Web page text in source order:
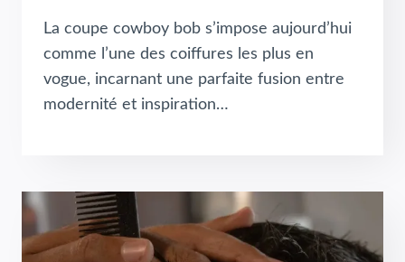
La coupe cowboy bob s’impose aujourd’hui
comme l’une des coiffures les plus en
vogue, incarnant une parfaite fusion entre
modernité et inspiration…